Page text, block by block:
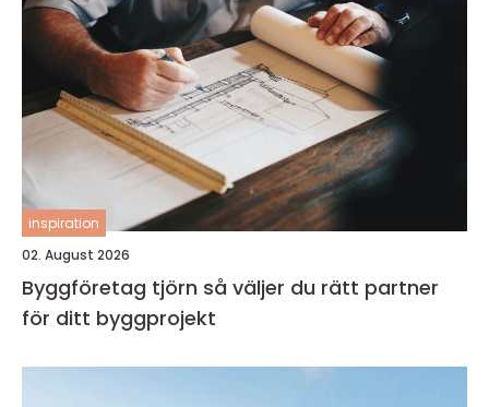
inspiration
02. August 2026
Byggföretag tjörn så väljer du rätt partner
för ditt byggprojekt